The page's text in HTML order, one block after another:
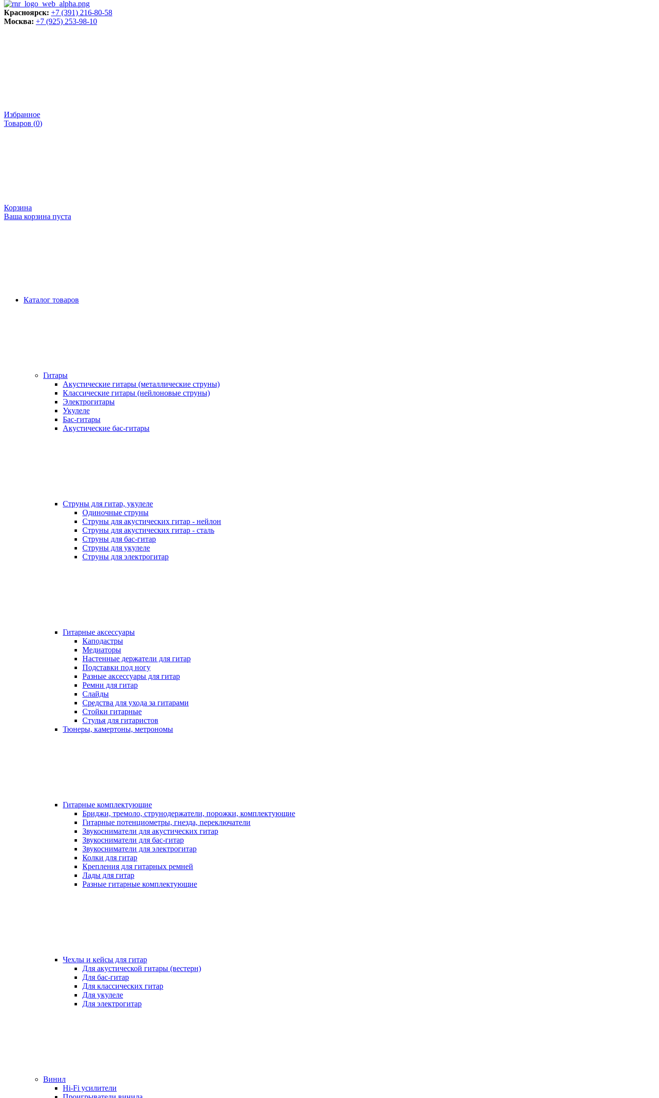
Красноярск: +7 (391) 216-80-58
Москва: +7 (925) 253-98-10
Избранное
Товаров (0)
Корзина
Ваша корзина пуста
Каталог товаров
Гитары
Акустические гитары (металлические струны)
Классические гитары (нейлоновые струны)
Электрогитары
Укулеле
Бас-гитары
Акустические бас-гитары
Струны для гитар, укулеле
Одиночные струны
Струны для акустических гитар - нейлон
Струны для акустических гитар - сталь
Струны для бас-гитар
Струны для укулеле
Струны для электрогитар
Гитарные аксессуары
Каподастры
Медиаторы
Настенные держатели для гитар
Подставки под ногу
Разные аксессуары для гитар
Ремни для гитар
Слайды
Средства для ухода за гитарами
Стойки гитарные
Стулья для гитаристов
Тюнеры, камертоны, метрономы
Гитарные комплектующие
Бриджи, тремоло, струнодержатели, порожки, комплектующие
Гитарные потенциометры, гнезда, переключатели
Звукосниматели для акустических гитар
Звукосниматели для бас-гитар
Звукосниматели для электрогитар
Колки для гитар
Крепления для гитарных ремней
Лады для гитар
Разные гитарные комплектующие
Чехлы и кейсы для гитар
Для акустической гитары (вестерн)
Для бас-гитар
Для классических гитар
Для укулеле
Для электрогитар
Винил
Hi-Fi усилители